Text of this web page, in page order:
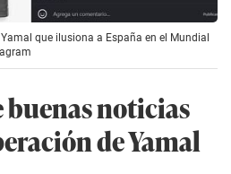
que ilusiona a España en el Mundial
buenas noticias
de Yamal